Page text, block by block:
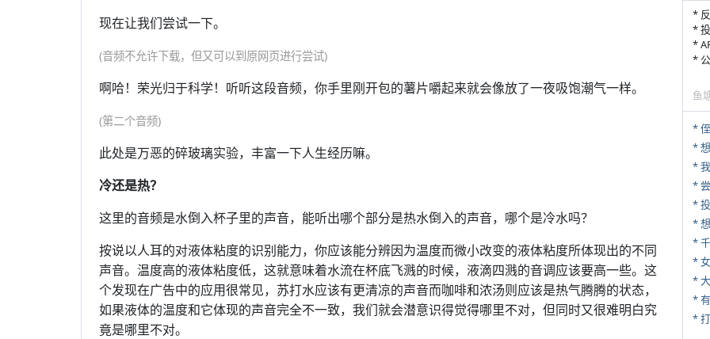
现在让我们尝试一下。
(音频不允许下载，但又可以到原网页进行尝试)
啊哈！荣光归于科学！听听这段音频，你手里刚开包的薯片嚼起来就会像放了一夜吸饱潮气一样。
(第二个音频)
此处是万恶的碎玻璃实验，丰富一下人生经历嘛。
冷还是热？
这里的音频是水倒入杯子里的声音，能听出哪个部分是热水倒入的声音，哪个是冷水吗？
按说以人耳的对液体粘度的识别能力，你应该能分辨因为温度而微小改变的液体粘度所体现出的不同
声音。温度高的液体粘度低，这就意味着水流在杯底飞溅的时候，液滴四溅的音调应该要高一些。这
个发现在广告中的应用很常见，苏打水应该有更清凉的声音而咖啡和浓汤则应该是热气腾腾的状态，
如果液体的温度和它体现的声音完全不一致，我们就会潜意识得觉得哪里不对，但同时又很难明白究
竟是哪里不对。
*
*
*
*
鱼
*
*
*
*
*
*
*
*